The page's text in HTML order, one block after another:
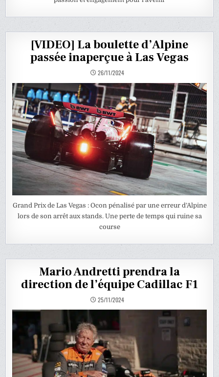
[VIDEO] La boulette d’Alpine
passée inaperçue à Las Vegas
26/11/2024
Grand Prix de Las Vegas : Ocon pénalisé par une erreur d’Alpine
lors de son arrêt aux stands. Une perte de temps qui ruine sa
course
Mario Andretti prendra la
direction de l’équipe Cadillac F1
25/11/2024